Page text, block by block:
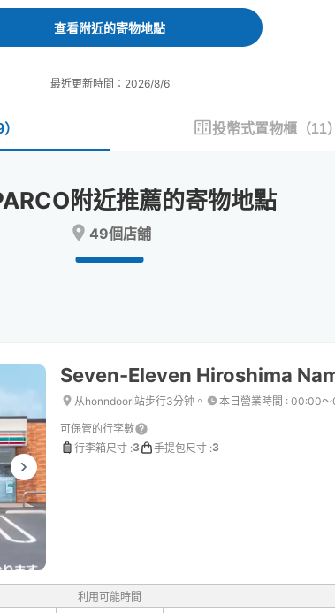
forward
to
the
calendar
select
the
changing
dates.
backward
interact
select
the
changing
dates.
查看附近的寄物地點
最近更新時間：2026/8/6
） 投幣式置物櫃（11）
附近推薦的寄物地點
49個店舖
Seven-Eleven Hiroshima
从honndoori站步行3分钟。 本日營業時間 : 00:00
可保管的行李數
行李箱尺寸 :3 手提包尺寸 :3
利用可能時間